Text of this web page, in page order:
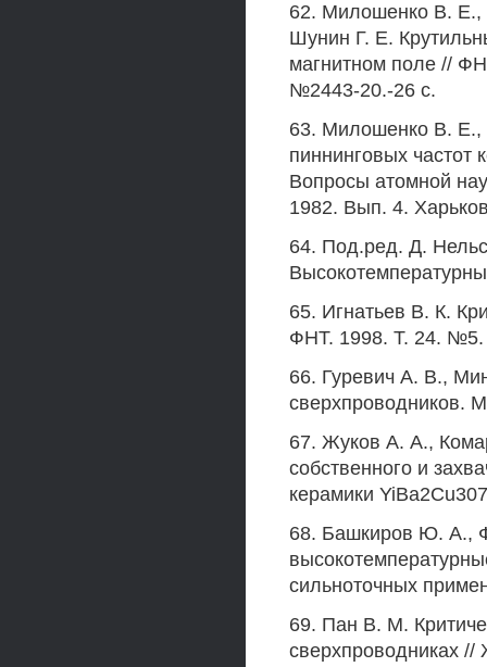
62. Милошенко В.
Шунин Г. Е.
магнитном поле //
№2443-20.-26 с.
63. Милошенко В.
пиннинговых частот
Вопросы атомной
1982. Вып. 4.
64. Под.ред. Д.
65. Игнатьев В. К.
ФНТ. 1998. Т. 24. №5.
66. Гуревич А. В.,
сверхпроводников.
67. Жуков А. А.,
собственного и
керамики
68. Башкиров Ю. А.,
сильноточных
69. Пан В. М.
сверхпроводниках